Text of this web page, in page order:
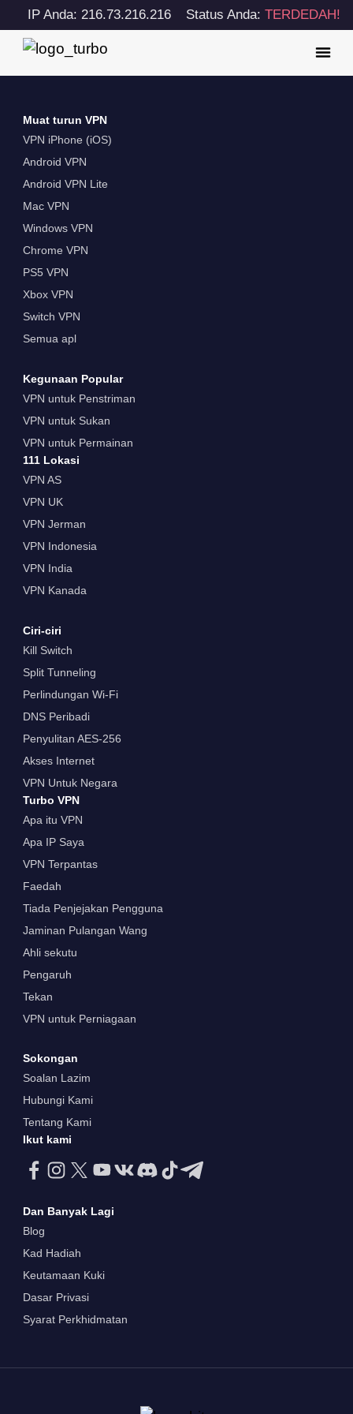
IP Anda: 216.73.216.216 Status Anda:TERDEDAH!
Muat turun VPN
VPN iPhone (iOS)
Android VPN
Android VPN Lite
Mac VPN
Windows VPN
Chrome VPN
PS5 VPN
Xbox VPN
Switch VPN
Semua apl
Kegunaan Popular
VPN untuk Penstriman
VPN untuk Sukan
VPN untuk Permainan
111 Lokasi
VPN AS
VPN UK
VPN Jerman
VPN Indonesia
VPN India
VPN Kanada
Ciri-ciri
Kill Switch
Split Tunneling
Perlindungan Wi-Fi
DNS Peribadi
Penyulitan AES-256
Akses Internet
VPN Untuk Negara
Turbo VPN
Apa itu VPN
Apa IP Saya
VPN Terpantas
Faedah
Tiada Penjejakan Pengguna
Jaminan Pulangan Wang
Ahli sekutu
Pengaruh
Tekan
VPN untuk Perniagaan
Sokongan
Soalan Lazim
Hubungi Kami
Tentang Kami
Ikut kami
Dan Banyak Lagi
Blog
Kad Hadiah
Keutamaan Kuki
Dasar Privasi
Syarat Perkhidmatan